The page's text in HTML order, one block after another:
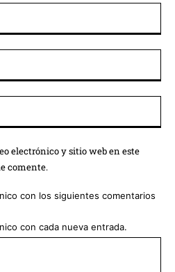
electrónico y sitio web en este
comente.
con los siguientes comentarios
con cada nueva entrada.